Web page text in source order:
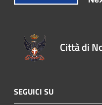
Città di
SEGUICI SU